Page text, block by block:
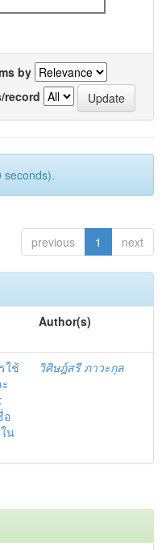
by
record
seconds).
previous 1 next
Author(s)
ใช้
อ
น
วิศิษฎ์สรี ภาวะกุล